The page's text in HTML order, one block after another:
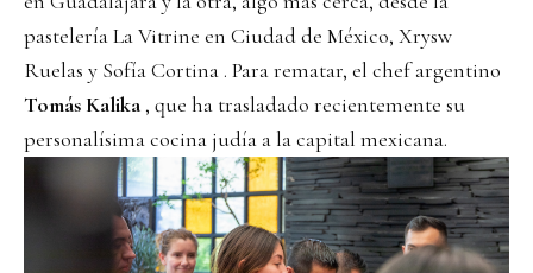
pasteleríaLa Vitrine en Ciudad de México, Xrysw
Ruelas y Sofía Cortina. Para rematar, el chef argentino
Tomás Kalika , que ha trasladado recientemente su
personalísima cocina judía a la capital mexicana.